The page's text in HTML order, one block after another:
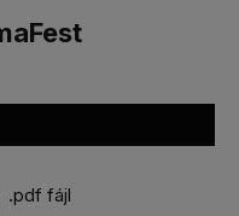
.pdf fájl